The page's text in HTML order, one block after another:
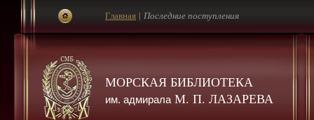
МОРСКАЯ БИБЛИОТЕКА
им. адмиралаМ. П. ЛАЗАРЕВА
Главная | Последние поступления